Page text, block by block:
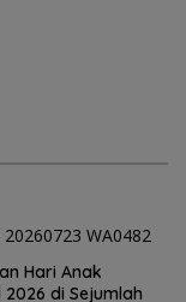
Hari Anak
2026 di Sejumlah